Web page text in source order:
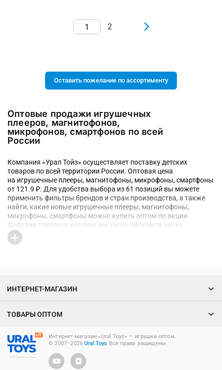
2
Оставить пожелание по ассортименту
Оптовые продажи игрушечных
плееров, магнитофонов,
микрофонов, смартфонов по всей
России
Компания «Урал Тойз» осуществляет поставку детских
товаров по всей территории России. Оптовая цена
на игрушечные плееры, магнитофоны, микрофоны, смартфоны
от 121.9 ₽. Для удобства выбора из 61 позиций вы можете
применить фильтры брендов и стран производства, а также
найти, какие новые игрушечные плееры, магнитофоны,
микрофоны, смартфоны можно купить оптом по акции.
Добавив товары в корзину, вы легко оформите заказ,
а менеджер вашего региона быстро ответит на возникшие
вопросы
ИГРУШКИ ОПТОМ
Интернет-магазин «Ural Toys» ― игрушки оптом.
© 2007–2026Ural.Toys Все права защищены.
ИНТЕРНЕТ-МАГАЗИН
ТОВАРЫ ОПТОМ